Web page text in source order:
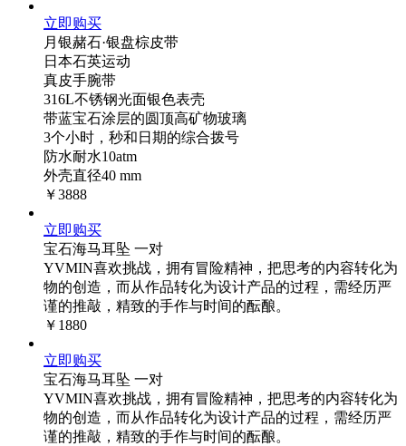
立即购买
月银赭石·银盘棕皮带
日本石英运动
真皮手腕带
316L不锈钢光面银色表壳
带蓝宝石涂层的圆顶高矿物玻璃
3个小时，秒和日期的综合拨号
防水耐水10atm
外壳直径40 mm
￥3888
立即购买
宝石海马耳坠 一对
YVMIN喜欢挑战，拥有冒险精神，把思考的内容转化为
物的创造，而从作品转化为设计产品的过程，需经历严
谨的推敲，精致的手作与时间的酝酿。
￥1880
立即购买
宝石海马耳坠 一对
YVMIN喜欢挑战，拥有冒险精神，把思考的内容转化为
物的创造，而从作品转化为设计产品的过程，需经历严
谨的推敲，精致的手作与时间的酝酿。